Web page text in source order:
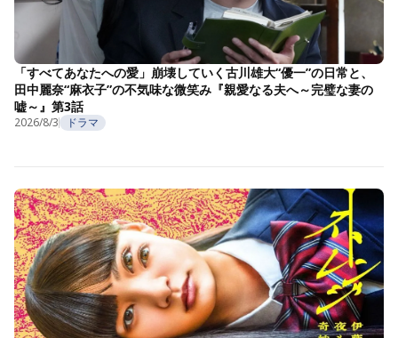
「すべてあなたへの愛」崩壊していく古川雄大“優一”の日常と、
田中麗奈“麻衣子”の不気味な微笑み『親愛なる夫へ～完璧な妻の
嘘～』第3話
2026/8/3 ドラマ